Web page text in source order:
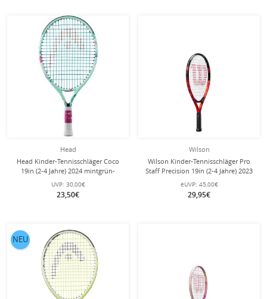
Head
Head Kinder-Tennisschläger Coco
19in (2-4 Jahre) 2024 mintgrün-
besaitet -
UVP: 30,00€
23,50€
Wilson
Wilson Kinder-Tennisschläger Pro
Staff Precision 19in (2-4 Jahre) 2023
rot - besaitet -
eUVP: 45,00€
29,95€
NEU